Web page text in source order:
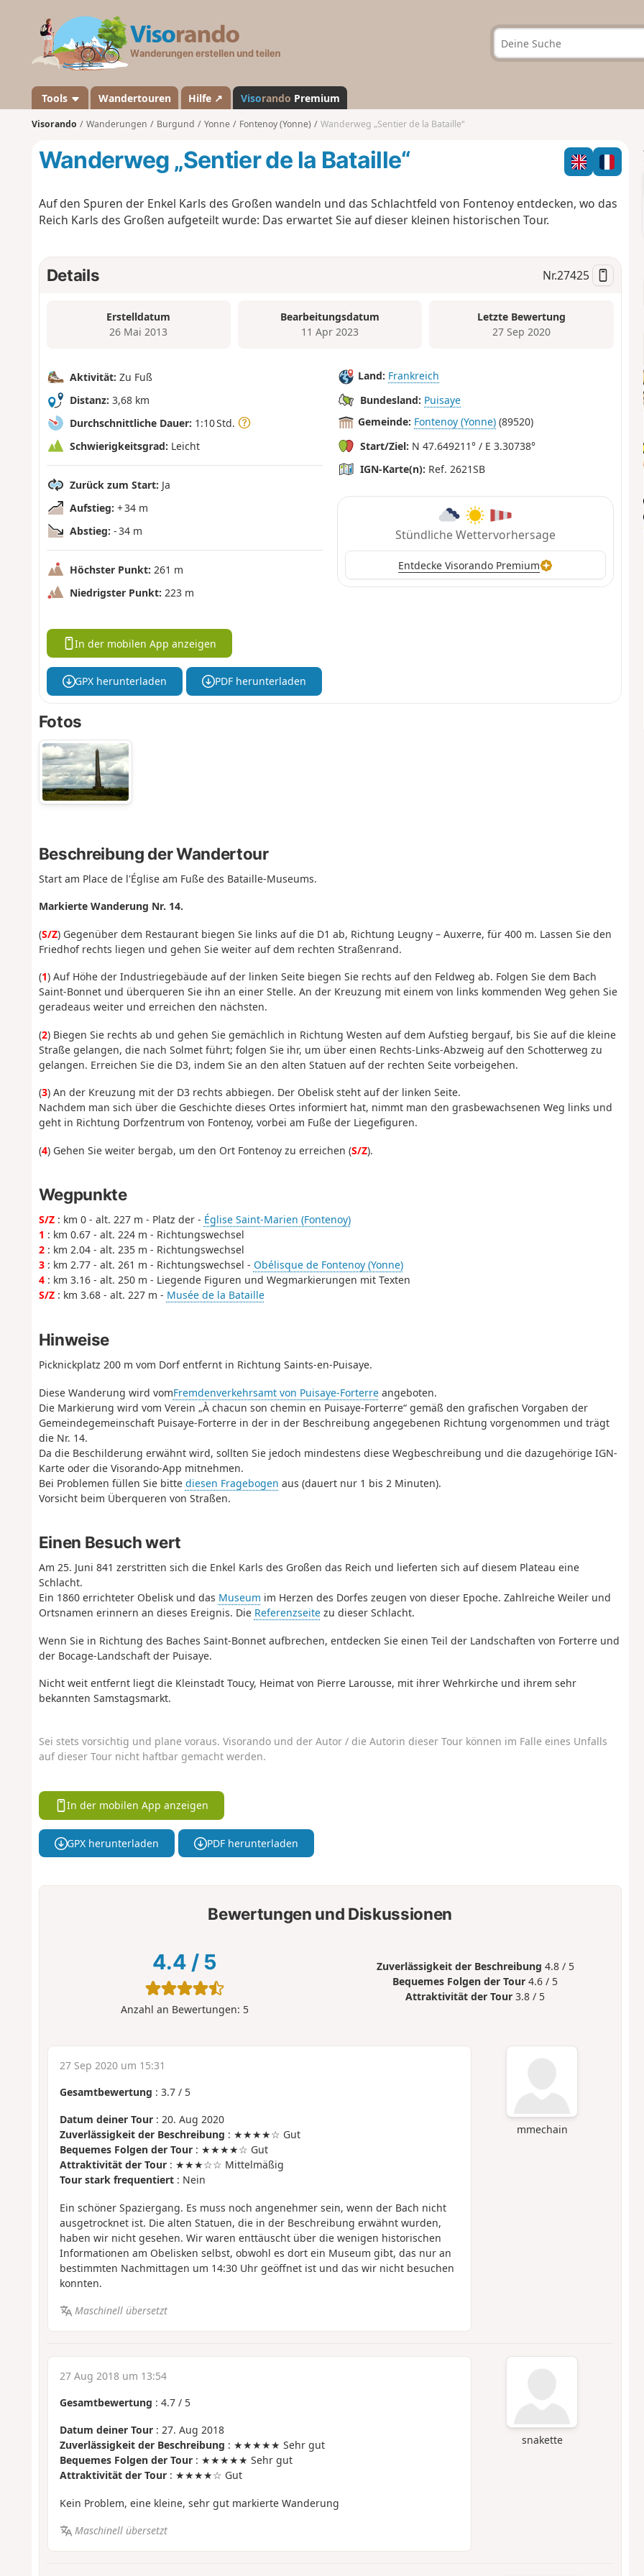
a
n
d
Tools Wandertouren Hilfe ↗ Visorando Premium
Visorando Wanderungen Burgund Yonne Fontenoy (Yonne) Wanderweg „Sentier de la Bataille“
Wanderweg „Sentier de la Bataille“
Auf den Spuren der Enkel Karls des Großen wandeln und das Schlachtfeld von Fontenoy entdecken, wo das
Reich Karls des Großen aufgeteilt wurde: Das erwartet Sie auf dieser kleinen historischen Tour.
Details Nr.27425
Erstelldatum
26 Mai 2013
Bearbeitungsdatum
11 Apr 2023
Letzte Bewertung
27 Sep 2020
Aktivität: Zu Fuß
Distanz: 3,68 km
Durchschnittliche Dauer: 1:10 Std.
Schwierigkeitsgrad: Leicht
Zurück zum Start: Ja
Aufstieg: + 34 m
Abstieg: - 34 m
Höchster Punkt: 261 m
Niedrigster Punkt: 223 m
Land: Frankreich
Bundesland: Puisaye
Gemeinde: Fontenoy (Yonne) (89520)
Start/Ziel: N 47.649211° / E 3.30738°
IGN-Karte(n): Ref. 2621SB
Stündliche Wettervorhersage
Entdecke Visorando Premium
In der mobilen App anzeigen
GPX herunterladen PDF herunterladen
Fotos
Beschreibung der Wandertour
Start am Place de l'Église am Fuße des Bataille-Museums.
Markierte Wanderung Nr. 14.
(S/Z) Gegenüber dem Restaurant biegen Sie links auf die D1 ab, Richtung Leugny – Auxerre, für 400 m. Lassen Sie den
Friedhof rechts liegen und gehen Sie weiter auf dem rechten Straßenrand.
(1) Auf Höhe der Industriegebäude auf der linken Seite biegen Sie rechts auf den Feldweg ab. Folgen Sie dem Bach
Saint-Bonnet und überqueren Sie ihn an einer Stelle. An der Kreuzung mit einem von links kommenden Weg gehen Sie
geradeaus weiter und erreichen den nächsten.
(2) Biegen Sie rechts ab und gehen Sie gemächlich in Richtung Westen auf dem Aufstieg bergauf, bis Sie auf die kleine
Straße gelangen, die nach Solmet führt; folgen Sie ihr, um über einen Rechts-Links-Abzweig auf den Schotterweg zu
gelangen. Erreichen Sie die D3, indem Sie an den alten Statuen auf der rechten Seite vorbeigehen.
(3) An der Kreuzung mit der D3 rechts abbiegen. Der Obelisk steht auf der linken Seite.
Nachdem man sich über die Geschichte dieses Ortes informiert hat, nimmt man den grasbewachsenen Weg links und
geht in Richtung Dorfzentrum von Fontenoy, vorbei am Fuße der Liegefiguren.
(4) Gehen Sie weiter bergab, um den Ort Fontenoy zu erreichen (S/Z).
Wegpunkte
S/Z: km 0 - alt. 227 m - Platz der - Église Saint-Marien (Fontenoy)
1 : km 0.67 - alt. 224 m - Richtungswechsel
2: km 2.04 - alt. 235 m - Richtungswechsel
3: km 2.77 - alt. 261 m - Richtungswechsel - Obélisque de Fontenoy (Yonne)
4: km 3.16 - alt. 250 m - Liegende Figuren und Wegmarkierungen mit Texten
S/Z: km 3.68 - alt. 227 m - Musée de la Bataille
Hinweise
Picknickplatz 200 m vom Dorf entfernt in Richtung Saints-en-Puisaye.
Diese Wanderung wird vomFremdenverkehrsamt von Puisaye-Forterreangeboten.
Die Markierung wird vom Verein „À chacun son chemin en Puisaye-Forterre“ gemäß den grafischen Vorgaben der
Gemeindegemeinschaft Puisaye-Forterre in der in der Beschreibung angegebenen Richtung vorgenommen und trägt
die Nr. 14.
Da die Beschilderung erwähnt wird, sollten Sie jedoch mindestens diese Wegbeschreibung und die dazugehörige IGN-
Karte oder die Visorando-App mitnehmen.
Bei Problemen füllen Sie bitte diesen Fragebogen aus (dauert nur 1 bis 2 Minuten).
Vorsicht beim Überqueren von Straßen.
Einen Besuch wert
Am 25. Juni 841 zerstritten sich die Enkel Karls des Großen das Reich und lieferten sich auf diesem Plateau eine
Schlacht.
Ein 1860 errichteter Obelisk und das Museum im Herzen des Dorfes zeugen von dieser Epoche. Zahlreiche Weiler und
Ortsnamen erinnern an dieses Ereignis. Die Referenzseitezu dieser Schlacht.
Wenn Sie in Richtung des Baches Saint-Bonnet aufbrechen, entdecken Sie einen Teil der Landschaften von Forterre und
der Bocage-Landschaft der Puisaye.
Nicht weit entfernt liegt die Kleinstadt Toucy, Heimat von Pierre Larousse, mit ihrer Wehrkirche und ihrem sehr
bekannten Samstagsmarkt.
Sei stets vorsichtig und plane voraus. Visorando und der Autor / die Autorin dieser Tour können im Falle eines Unfalls
auf dieser Tour nicht haftbar gemacht werden.
In der mobilen App anzeigen
GPX herunterladen PDF herunterladen
Bewertungen und Diskussionen
4.4 / 5
Anzahl an Bewertungen: 5
Zuverlässigkeit der Beschreibung 4.8 / 5
Bequemes Folgen der Tour 4.6 / 5
Attraktivität der Tour 3.8 / 5
mmechain
27 Sep 2020 um 15:31
Gesamtbewertung : 3.7/ 5
Datum deiner Tour: 20. Aug 2020
Zuverlässigkeit der Beschreibung : ★★★★☆ Gut
Bequemes Folgen der Tour: ★★★★☆ Gut
Attraktivität der Tour: ★★★☆☆ Mittelmäßig
Tour stark frequentiert: Nein
Ein schöner Spaziergang. Es muss noch angenehmer sein, wenn der Bach nicht
ausgetrocknet ist. Die alten Statuen, die in der Beschreibung erwähnt wurden,
haben wir nicht gesehen. Wir waren enttäuscht über die wenigen historischen
Informationen am Obelisken selbst, obwohl es dort ein Museum gibt, das nur an
bestimmten Nachmittagen um 14:30 Uhr geöffnet ist und das wir nicht besuchen
konnten.
Maschinell übersetzt
snakette
27 Aug 2018 um 13:54
Gesamtbewertung : 4.7/ 5
Datum deiner Tour: 27. Aug 2018
Zuverlässigkeit der Beschreibung : ★★★★★ Sehr gut
Bequemes Folgen der Tour: ★★★★★ Sehr gut
Attraktivität der Tour: ★★★★☆ Gut
Kein Problem, eine kleine, sehr gut markierte Wanderung
Maschinell übersetzt